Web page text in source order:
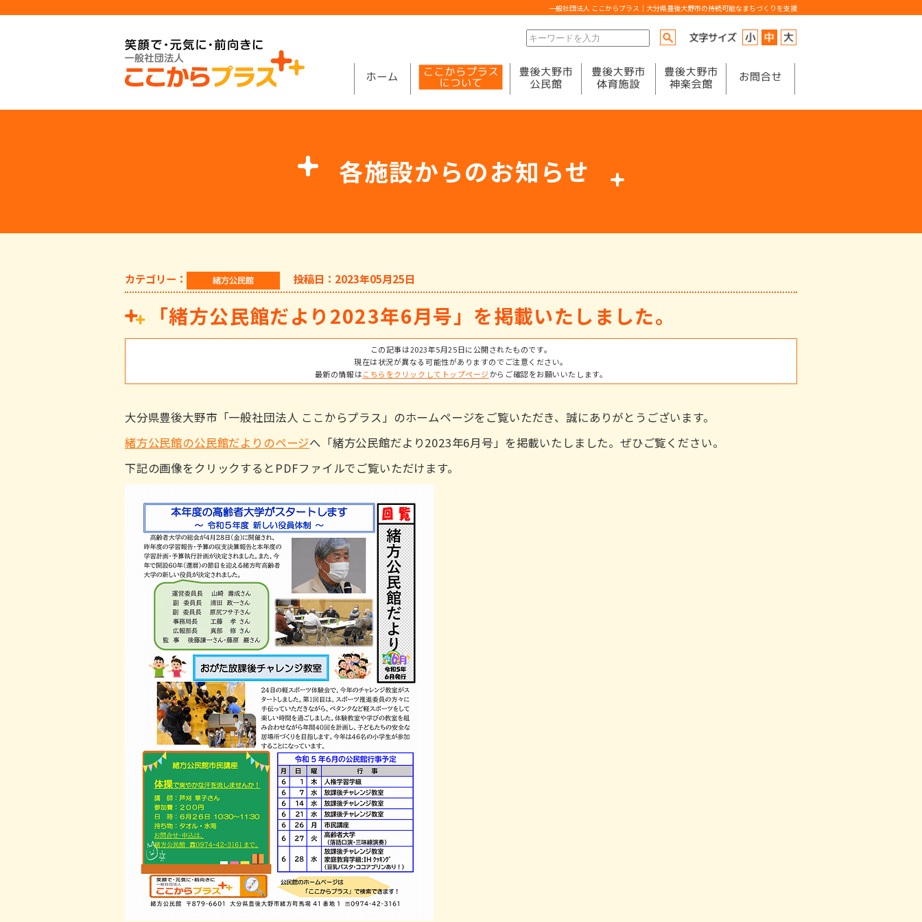
一般社団法人 ここからプラス｜大分県豊後大野市の持続可能なまちづくりを支援
各施設からのお知らせ
カテゴリー： 投稿日：2023年05月25日
「緒方公民館だより2023年6月号」を掲載いたしました。
この記事は2023年5月25日に公開されたものです。
現在は状況が異なる可能性がありますのでご注意ください。
最新の情報はこちらをクリックしてトップページからご確認をお願いいたします。
大分県豊後大野市「一般社団法人 ここからプラス」のホームページをご覧いただき、誠にありがとうございます。
緒方公民館の公民館だよりのページへ「緒方公民館だより2023年6月号」を掲載いたしました。ぜひご覧ください。
下記の画像をクリックするとPDFファイルでご覧いただけます。